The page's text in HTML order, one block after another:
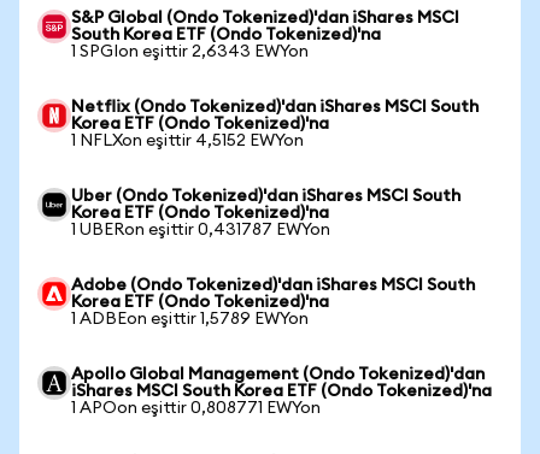
S&P Global (Ondo Tokenized)'dan iShares MSCI
South Korea ETF (Ondo Tokenized)'na
1 SPGIon eşittir 2,6343 EWYon
Netflix (Ondo Tokenized)'dan iShares MSCI South
Korea ETF (Ondo Tokenized)'na
1 NFLXon eşittir 4,5152 EWYon
Uber (Ondo Tokenized)'dan iShares MSCI South
Korea ETF (Ondo Tokenized)'na
1 UBERon eşittir 0,431787 EWYon
Adobe (Ondo Tokenized)'dan iShares MSCI South
Korea ETF (Ondo Tokenized)'na
1 ADBEon eşittir 1,5789 EWYon
Apollo Global Management (Ondo Tokenized)'dan
iShares MSCI South Korea ETF (Ondo Tokenized)'na
1 APOon eşittir 0,808771 EWYon